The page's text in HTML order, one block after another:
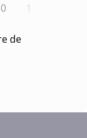
1
de